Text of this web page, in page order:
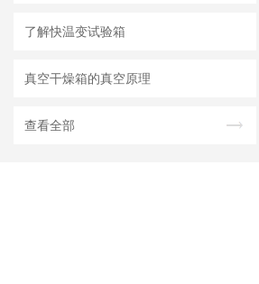
了解快温变试验箱
真空干燥箱的真空原理
查看全部